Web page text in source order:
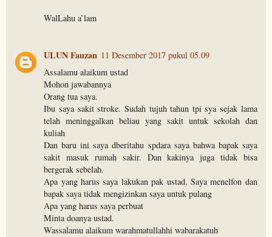
WalLahu a’lam
ULUN Fauzan 11 Desember 2017 pukul 05.09
Assalamu alaikum ustad
Mohon jawabannya
Orang tua saya.
Ibu saya sakit stroke. Sudah tujuh tahun tpi sya sejak lama
telah meninggalkan beliau yang sakit untuk sekolah dan
kuliah
Dan baru ini saya dberitahu spdara saya bahwa bapak saya
sakit masuk rumah sakir. Dan kakinya juga tidak bisa
bergerak sebelah.
Apa yang harus saya lakukan pak ustad. Saya menelfon dan
bapak saya tidak mengizinkan saya untuk pulang
Apa yang harus saya perbuat
Minta doanya ustad.
Wassalamu alaikum warahmatullahhi wabarakatuh